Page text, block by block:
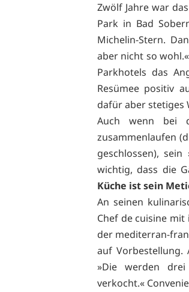
Zwölf Jahre war
Park in Bad
Michelin-Stern.
aber nicht so
Parkhotels das
Resümee positiv
dafür aber stetiges
Auch wenn bei
zusammenlaufen
geschlossen),
wichtig, dass die
Küche ist sein
An seinen
Chef de cuisine
der mediterran-
auf Vorbestellung.
»Die werden drei
verkocht.«